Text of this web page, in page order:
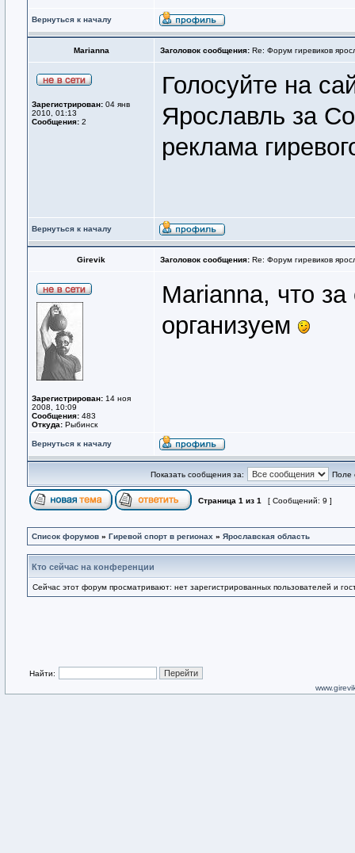
Вернуться к началу
Marianna Заголовок сообщения: Re: Форум гиревиков
Зарегистрирован: 04 янв
2010, 01:13
Сообщения: 2
Голосуйте на
Ярославль за
реклама
Вернуться к началу
Girevik Заголовок сообщения: Re: Форум гиревиков
Зарегистрирован: 14 ноя
2008, 10:09
Сообщения: 483
Откуда: Рыбинск
Marianna, что
организуем
Вернуться к началу
Показать сообщения за: Поле
Страница 1 из 1 [ Сообщений: 9 ]
Список форумов » Гиревой спорт в регионах » Ярославская область
Кто сейчас на конференции
Сейчас этот форум просматривают: нет зарегистрированных пользователей и
Найти: